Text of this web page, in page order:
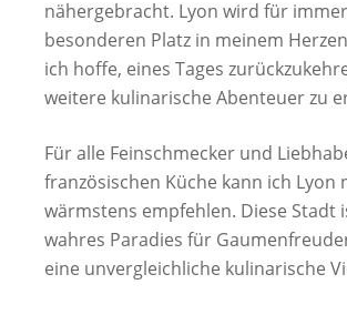
nähergebracht. Lyon wird für
besonderen Platz in meinem
ich hoffe, eines Tages
weitere kulinarische Abenteuer zu
Für alle Feinschmecker und
französischen Küche kann ich Lyon
wärmstens empfehlen. Diese Stadt
wahres Paradies für
eine unvergleichliche kulinarische